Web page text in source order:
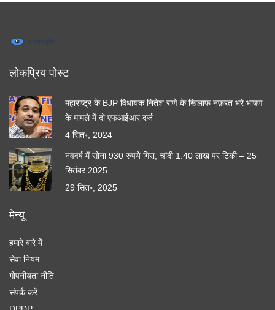
लोकप्रिय पोस्ट
महाराष्ट्र के BJP विधायक नितेश राणे के खिलाफ नफ़रत भरे भाषण
के मामले में दो एफआईआर दर्ज
4 सित॰, 2024
नववर्ष में सोना 930 रुपये गिरा, चांदी 1.40 लाख पर टिकी – 25
सितंबर 2025
29 सित॰, 2025
मेन्यू
हमारे बारे में
सेवा नियम
गोपनीयता नीति
संपर्क करें